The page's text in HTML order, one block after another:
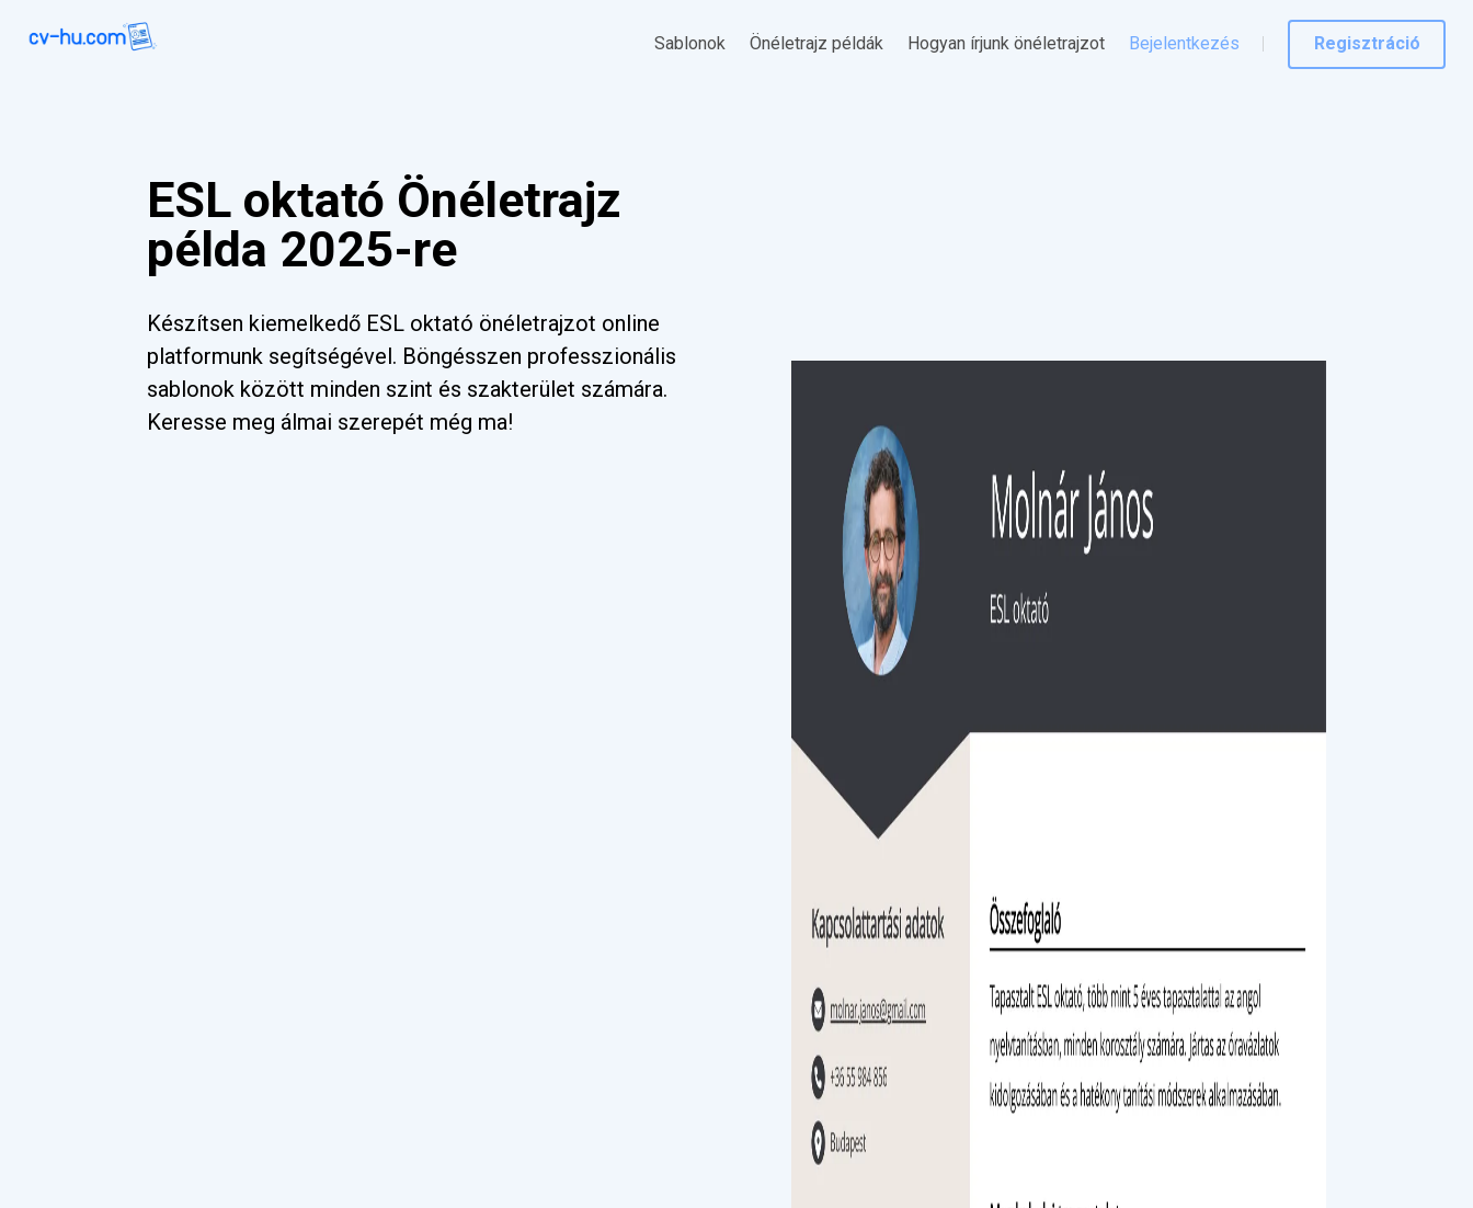
Sablonok Önéletrajz példák Hogyan írjunk önéletrajzot Bejelentkezés Regisztráció
ESL oktató Önéletrajz
példa 2025-re
Készítsen kiemelkedő ESL oktató önéletrajzot online
platformunk segítségével. Böngésszen professzionális
sablonok között minden szint és szakterület számára.
Keresse meg álmai szerepét még ma!